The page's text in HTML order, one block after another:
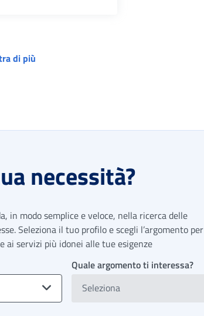
di più
necessità?
in modo semplice e veloce, nella ricerca delle
Seleziona il tuo profilo e scegli l’argomento per
ai servizi più idonei alle tue esigenze
Quale argomento ti interessa?
Seleziona